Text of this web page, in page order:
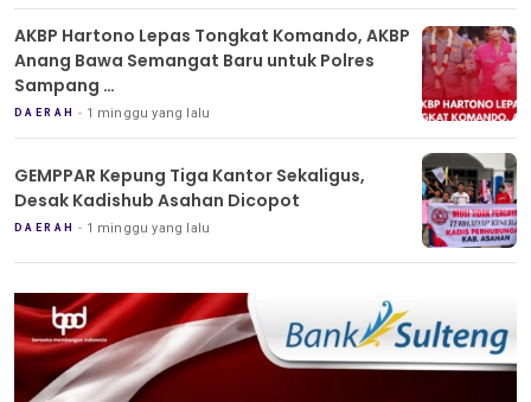
AKBP Hartono Lepas Tongkat Komando, AKBP
Anang Bawa Semangat Baru untuk Polres
Sampang
Tradisi Pedang Pora Iringi Sertijab Kapolres
Sampang
DAERAH 1 minggu yang lalu
GEMPPAR Kepung Tiga Kantor Sekaligus,
Desak Kadishub Asahan Dicopot
DAERAH 1 minggu yang lalu